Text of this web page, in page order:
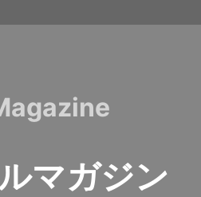
マガジン